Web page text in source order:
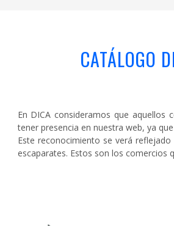
CATÁLOGO
En DICA consideramos que
tener presencia en nuestra web, ya
Este reconocimiento se verá
escaparates. Estos son los comercios